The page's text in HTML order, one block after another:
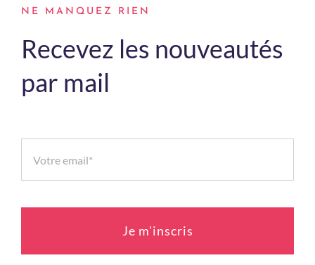
NE MANQUEZ RIEN
Recevez les nouveautés
par mail
Je m'inscris